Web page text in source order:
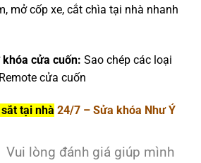
mở cốp xe, cắt chìa tại nhà nhanh
cửa cuốn: Sao chép các loại
cửa cuốn
tại nhà 24/7 – Sửa khóa Như Ý
Vui lòng đánh giá giúp mình